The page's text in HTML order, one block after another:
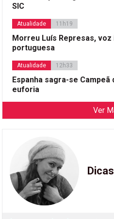
SIC
Atualidade 11h19
Morreu Luís Represas,
portuguesa
Atualidade 12h33
Espanha sagra-se
euforia
Ver